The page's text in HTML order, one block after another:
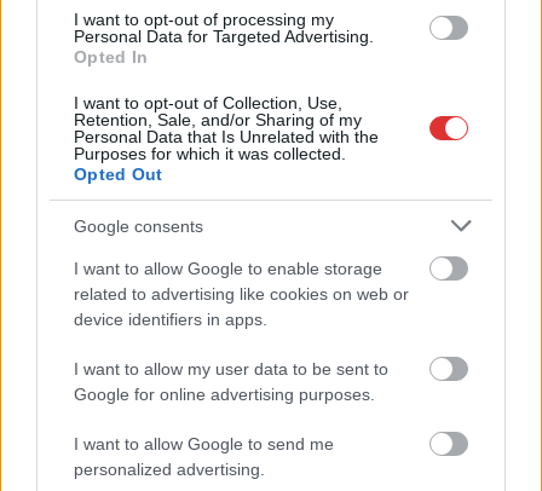
I want to opt-out of processing my
Personal Data for Targeted Advertising.
Opted In
I want to opt-out of Collection, Use,
Retention, Sale, and/or Sharing of my
Personal Data that Is Unrelated with the
Purposes for which it was collected.
Opted Out
Google consents
I want to allow Google to enable storage
related to advertising like cookies on web or
device identifiers in apps.
I want to allow my user data to be sent to
Google for online advertising purposes.
I want to allow Google to send me
personalized advertising.
vasárnap délután a
Jász-Nagykun-Szolnok
Kungyalu közötti
külterületen, miután
munkagépével
gátoldalban. A fülke nélküli jármű maga alá szorította a sofőrt,
akinek az életét a helyszínre riasztott mentőhelikopter
személyzete és a katasztrófavédelem munkatársai már nem
tudták megmenteni.
,
munkagép ,öcsöd, tűzoltó